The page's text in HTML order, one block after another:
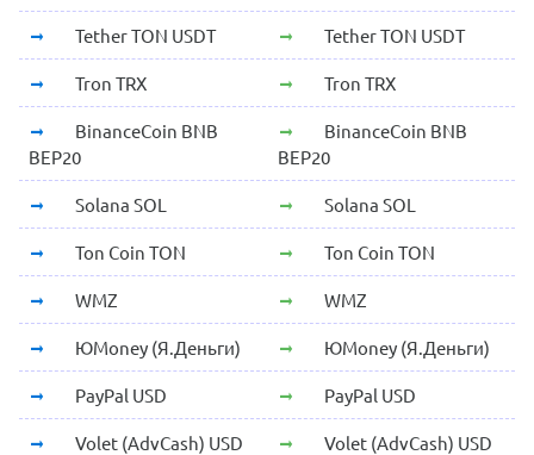
Tether TON USDT Tether TON USDT
Tron TRX Tron TRX
BinanceCoin BNB
BEP20
BinanceCoin BNB
BEP20
Solana SOL Solana SOL
Ton Coin TON Ton Coin TON
WMZ WMZ
ЮMoney (Я.Деньги) ЮMoney (Я.Деньги)
PayPal USD PayPal USD
Volet (AdvCash) USD Volet (AdvCash) USD